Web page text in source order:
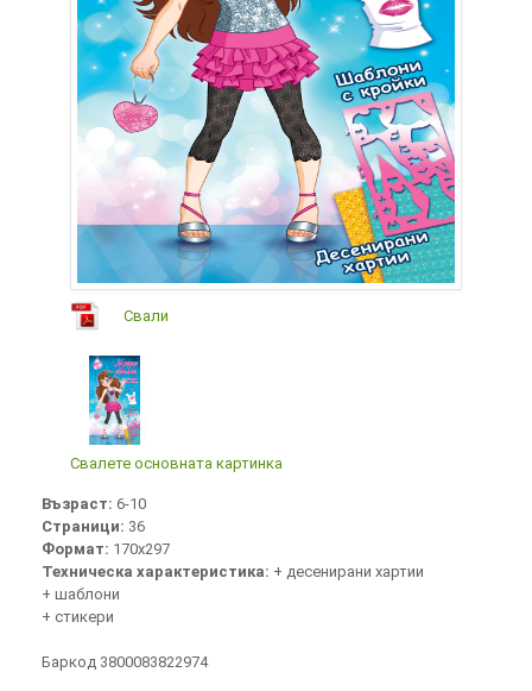
Свали
Свалете основната картинка
Възраст: 6-10
Страници: 36
Формат: 170х297
Техническа характеристика: + десенирани хартии
+ шаблони
+ стикери
Баркод 3800083822974